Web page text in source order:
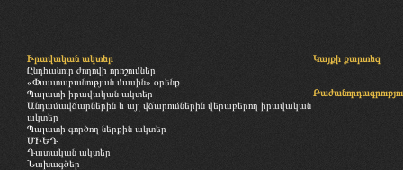
Իրավական ակտեր
Ընդհանուր ժողովի որոշումներ
«Փաստաբանության մասին» օրենք
Պալատի իրավական ակտեր
Անդամավճարներին և այլ վճարումներին վերաբերող իրավական
ակտեր
Պալատի գործող ներքին ակտեր
ՄԻԵԴ
Դատական ակտեր
Նախագծեր
Կայքի քարտեզ